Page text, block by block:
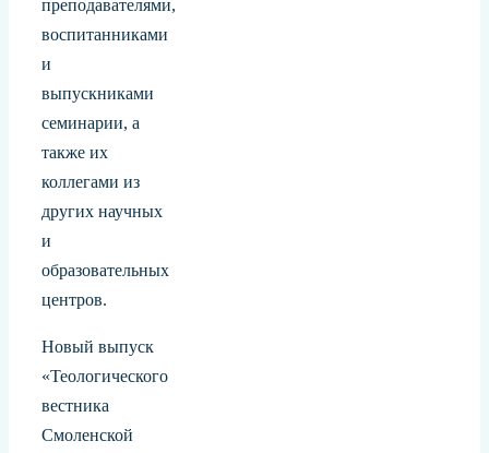
преподавателями,
воспитанниками
и
выпускниками
семинарии, а
также их
коллегами из
других научных
и
образовательных
центров.
Новый выпуск
«Теологического
вестника
Смоленской